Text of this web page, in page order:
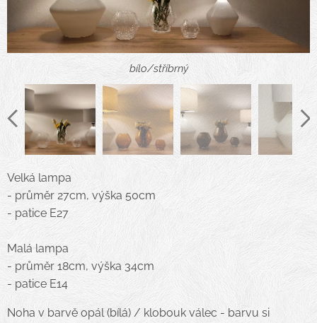
bílo/stříbrný
bílo/zlatý
bílý
černo/zlatý
černo/stříbrný
modro/bílý
Velká lampa
- průměr 27cm, výška 50cm
- patice E27
Malá lampa
- průměr 18cm, výška 34cm
- patice E14
Noha v barvě opál (bílá) / klobouk válec - barvu si